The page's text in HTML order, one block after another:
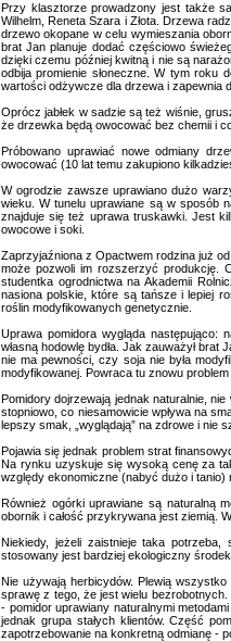
Przy klasztorze prowadzony jest także
Wilhelm, Reneta Szara i Złota. Drzewa
drzewo okopane w celu wymieszania
brat Jan planuje dodać częściowo
dzięki czemu później kwitną i nie są
odbija promienie słoneczne. W tym roku
wartości odżywcze dla drzewa i zapewnia
Oprócz jabłek w sadzie są też wiśnie,
że drzewka będą owocować bez chemii i
Próbowano uprawiać nowe odmiany
owocować (10 lat temu zakupiono
W ogrodzie zawsze uprawiano dużo
wieku. W tunelu uprawiane są w sposób
znajduje się też uprawa truskawki. Jest
owocowe i soki.
Zaprzyjaźniona z Opactwem rodzina już
może pozwoli im rozszerzyć produkcję.
studentka ogrodnictwa na Akademii
nasiona polskie, które są tańsze i lepiej
roślin modyfikowanych genetycznie.
Uprawa pomidora wygląda następująco:
własną hodowlę bydła. Jak zauważył
nie ma pewności, czy soja nie była
modyfikowanej. Powraca tu znowu
Pomidory dojrzewają jednak naturalnie,
stopniowo, co niesamowicie wpływa na
lepszy smak, „wyglądają” na zdrowe i nie
Pojawia się jednak problem strat
Na rynku uzyskuje się wysoką cenę za
względy ekonomiczne (nabyć dużo i
Również ogórki uprawiane są naturalną
obornik i całość przykrywana jest ziemią.
Niekiedy, jeżeli zaistnieje taka
stosowany jest bardziej ekologiczny
Nie używają herbicydów. Plewią
sprawę z tego, że jest wielu
- pomidor uprawiany naturalnymi
jednak grupa stałych klientów. Część
zapotrzebowanie na konkretną odmianę -